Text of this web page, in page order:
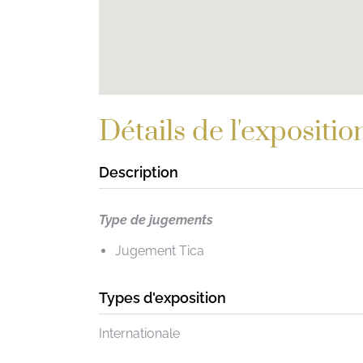
Détails de
Description
Type de jugements
Jugement Tica
Types d'exposition
Internationale